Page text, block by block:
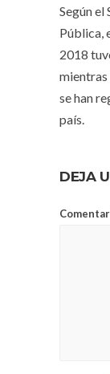
Según el
Pública,
2018
mientras
se han
país.
DEJA